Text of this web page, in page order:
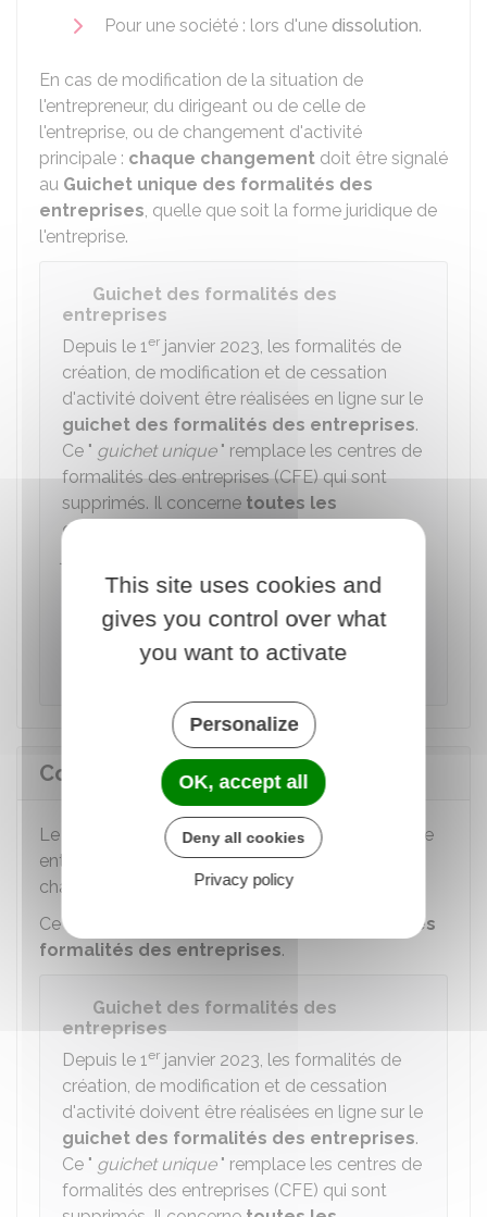
Pour une société : lors d'une dissolution.
En cas de modification de la situation de
l'entrepreneur, du dirigeant ou de celle de
l'entreprise, ou de changement d'activité
principale : chaque changement doit être signalé
au Guichet unique des formalités des
entreprises, quelle que soit la forme juridique de
l'entreprise.
Guichet des formalités des
entreprises
Depuis le 1er janvier 2023, les formalités de
création, de modification et de cessation
d'activité doivent être réalisées en ligne sur le
guichet des formalités des entreprises.
Ce " guichet unique" remplace les centres de
formalités des entreprises (CFE) qui sont
supprimés. Il concerne toutes les
entreprises
Accéder au service en ligne
Comment changer de Siret ?
Le Siret change à chaque fois que l'adresse d'une
entreprise ou de l'un de ses établissements
change.
Ce changement doit être signalé au
Guichet des
formalités des entreprises.
Guichet des formalités des
entreprises
Depuis le 1er janvier 2023, les formalités de
création, de modification et de cessation
d'activité doivent être réalisées en ligne sur le
guichet des formalités des entreprises.
Ce " guichet unique" remplace les centres de
formalités des entreprises (CFE) qui sont
This site uses cookies and
gives you control over what
you want to activate
Personalize
OK, accept all
Deny all cookies
Privacy policy